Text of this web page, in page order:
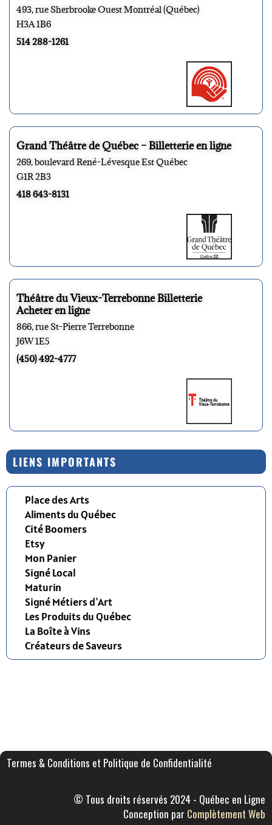
493, rue Sherbrooke Ouest Montréal (Québec)
H3A 1B6
514 288-1261
Grand Théâtre de Québec – Billetterie en ligne
269, boulevard René-Lévesque Est Québec
G1R 2B3
418 643-8131
Théâtre du Vieux-Terrebonne Billetterie
Acheter en ligne
866, rue St-Pierre Terrebonne
J6W 1E5
(450) 492-4777
LIENS IMPORTANTS
Place des Arts
Aliments du Québec
Cité Boomers
Etsy
Mon Panier
Signé Local
Maturin
Signé Métiers d'Art
Les Produits du Québec
La Boîte à Vins
Créateurs de Saveurs
Termes & Conditions et Politique de Confidentialité
© Tous droits réservés 2024 - Québec en Ligne
Conception par Complètement Web